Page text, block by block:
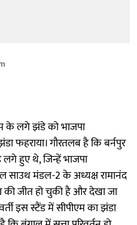
के लगे झंडे को भाजपा
फहराया। गौरतलब है कि बर्नपुर
हुए थे, जिन्हें भाजपा
साउथ मंडल-2 के अध्यक्ष रामानंद
की जीत हो चुकी है और देखा जा
इस स्टैंड में सीपीएम का झंडा